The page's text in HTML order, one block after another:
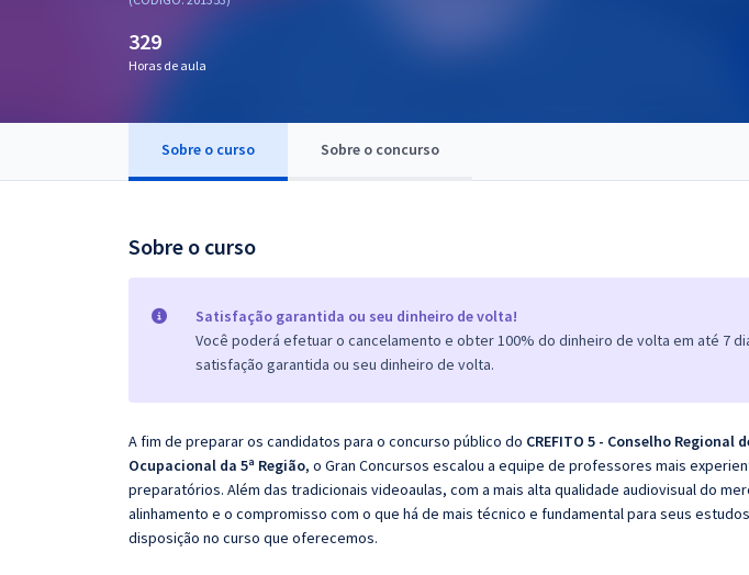
OAB
329
Horas de aula
Sobre o curso Sobre o concurso
Sobre o curso
Satisfação garantida ou seu dinheiro de volta!
Você poderá efetuar o cancelamento e obter 100% do dinheiro de volta em até 7
satisfação garantida ou seu dinheiro de volta.
A fim de preparar os candidatos para o concurso público do CREFITO 5 - Conselho Regional
Ocupacional da 5ª Região, o Gran Concursos escalou a equipe de professores mais
preparatórios. Além das tradicionais videoaulas, com a mais alta qualidade audiovisual do
alinhamento e o compromisso com o que há de mais técnico e fundamental para seus
disposição no curso que oferecemos.